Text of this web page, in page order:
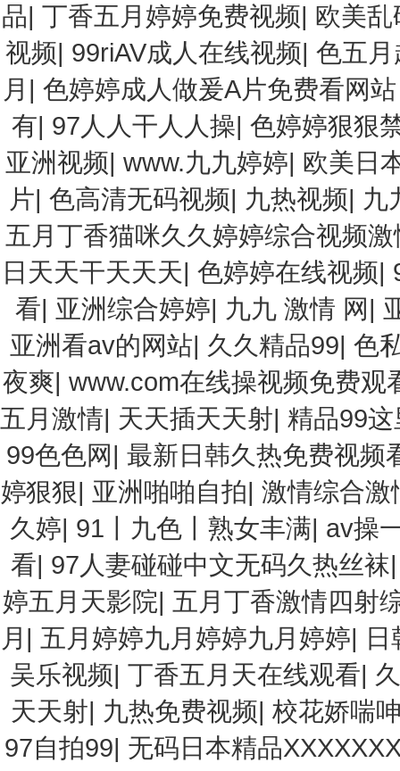
品|丁香五月婷婷免费视频| 欧美
视频| 99riAV成人在线视频| 色五
月 | 色婷婷成人做爰A片免费看网
有| 97人人干人人操|色婷婷狠狠
亚洲视频| www.九九婷婷| 欧美日
片| 色高清无码视频| 九热视频| 九
五月丁香猫咪久久婷婷综合视频
日天天干天天天| 色婷婷在线视频|
看| 亚洲综合婷婷| 九九 激情 网|
亚洲看av的网站| 久久精品99|色
夜爽| www.com在线操视频免费观
五月激情| 天天插天天射| 精品99
99色色网| 最新日韩久热免费视频
婷狠狠| 亚洲啪啪自拍|激情综合激
久婷| 91丨九色丨熟女丰满| av操
看| 97人妻碰碰中文无码久热丝袜
婷五月天影院| 五月丁香激情四射
月 | 五月婷婷九月婷婷九月婷婷| 日
吴乐视频| 丁香五月天在线观看|
天天射| 九热免费视频|校花娇喘
97自拍99| 无码日本精品